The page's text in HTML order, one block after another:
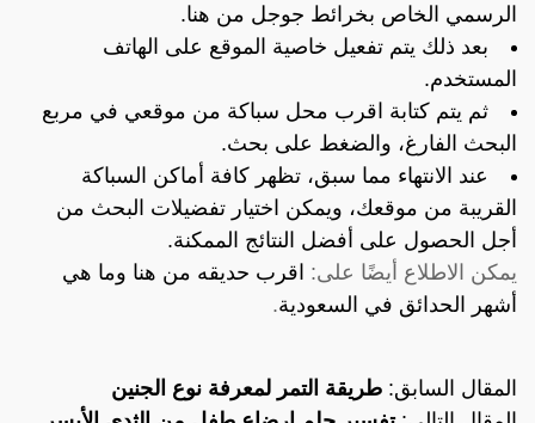
الرسمي الخاص بخرائط جوجل من هنا.
بعد ذلك يتم تفعيل خاصية الموقع على الهاتف
المستخدم.
ثم يتم كتابة اقرب محل سباكة من موقعي في مربع
البحث الفارغ، والضغط على بحث.
عند الانتهاء مما سبق، تظهر كافة أماكن السباكة
القريبة من موقعك، ويمكن اختيار تفضيلات البحث من
أجل الحصول على أفضل النتائج الممكنة.
يمكن الاطلاع أيضًا على: اقرب حديقه من هنا وما هي
أشهر الحدائق في السعودية.
المقال السابق: طريقة التمر لمعرفة نوع الجنين